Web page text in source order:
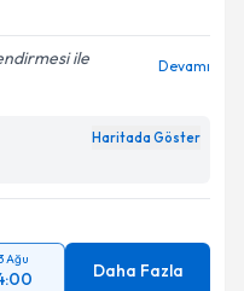
ile
Devamı
Haritada Göster
Ağu
Daha Fazla